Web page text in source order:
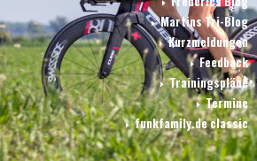
Martins Tri-Blog
Kurzmeldungen
Feedback
Trainingspläne
Termine
funkfamily.de classic